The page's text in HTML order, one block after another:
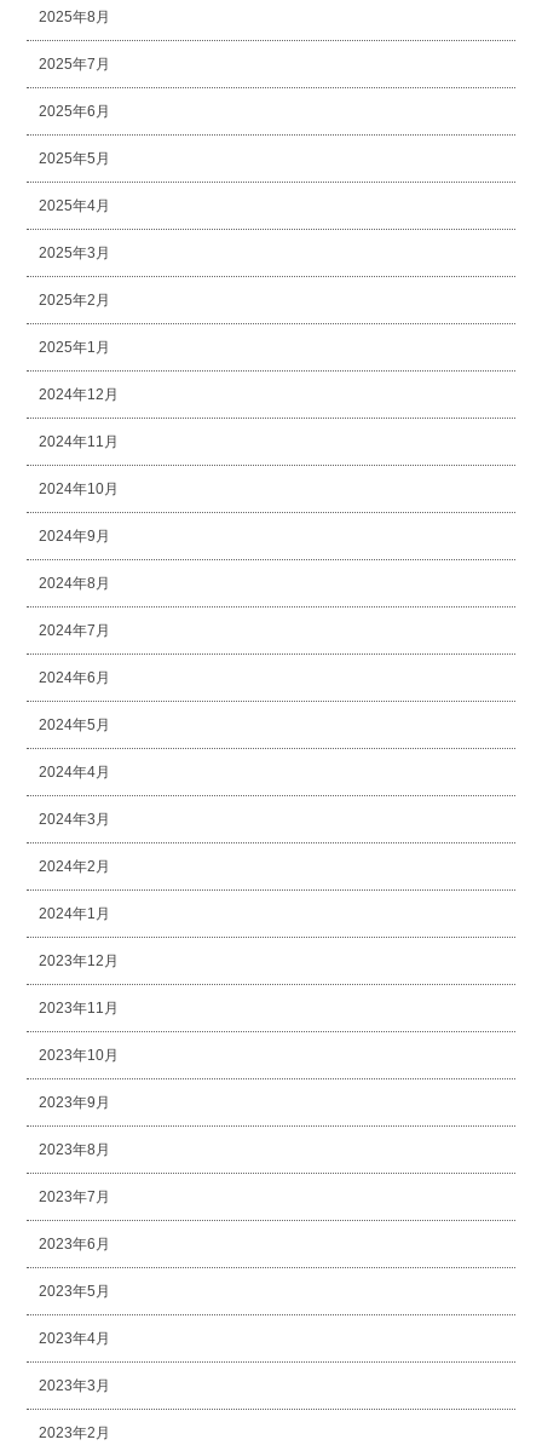
2025年8月
2025年7月
2025年6月
2025年5月
2025年4月
2025年3月
2025年2月
2025年1月
2024年12月
2024年11月
2024年10月
2024年9月
2024年8月
2024年7月
2024年6月
2024年5月
2024年4月
2024年3月
2024年2月
2024年1月
2023年12月
2023年11月
2023年10月
2023年9月
2023年8月
2023年7月
2023年6月
2023年5月
2023年4月
2023年3月
2023年2月